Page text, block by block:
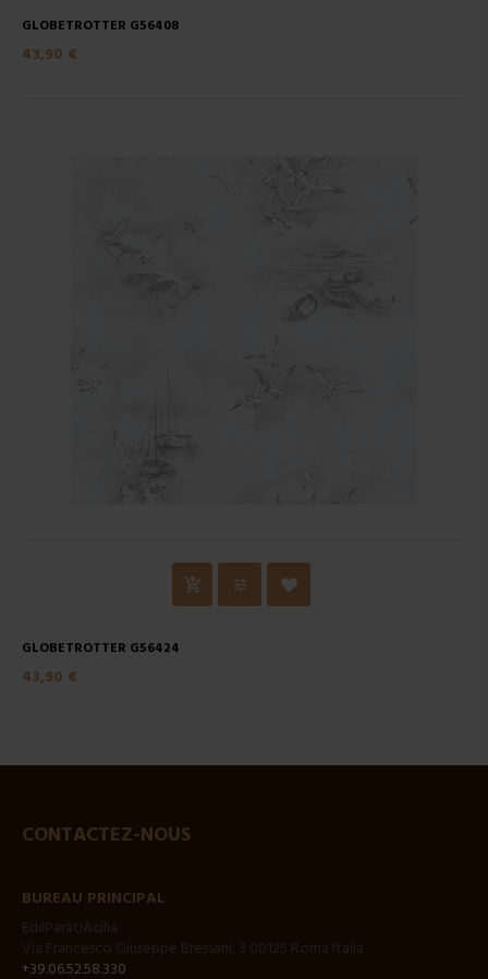
GLOBETROTTER G56408
43,90 €
GLOBETROTTER G56424
43,90 €
CONTACTEZ-NOUS
BUREAU PRINCIPAL
+39.06.52.58.330